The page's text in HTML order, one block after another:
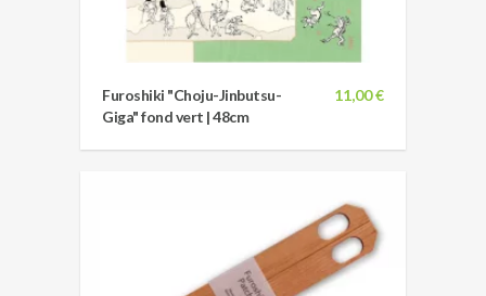
11,00 €
Furoshiki "Choju-Jinbutsu-
Giga" fond vert | 48cm